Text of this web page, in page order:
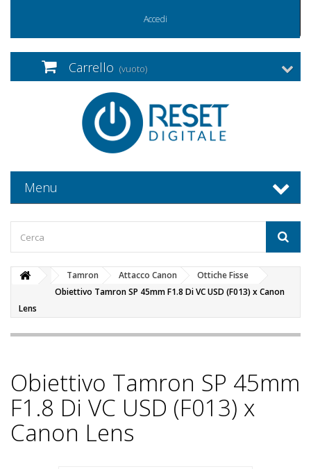
Accedi
Carrello (vuoto)
Menu
Tamron Attacco Canon
Ottiche Fisse
Obiettivo Tamron SP 45mm F1.8 Di VC USD (F013) x Canon
Lens
Obiettivo Tamron SP 45mm
F1.8 Di VC USD (F013) x
Canon Lens